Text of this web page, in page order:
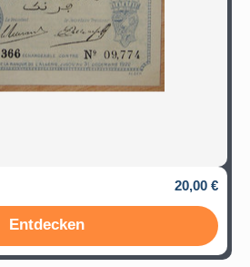
20,00 €
Entdecken